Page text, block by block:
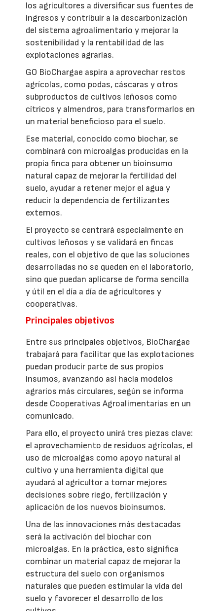
los agricultores a diversificar sus fuentes de
ingresos y contribuir a la descarbonización
del sistema agroalimentario y mejorar la
sostenibilidad y la rentabilidad de las
explotaciones agrarias.
GO BioChargae aspira a aprovechar restos
agrícolas, como podas, cáscaras y otros
subproductos de cultivos leñosos como
cítricos y almendros, para transformarlos en
un material beneficioso para el suelo.
Ese material, conocido como biochar, se
combinará con microalgas producidas en la
propia finca para obtener un bioinsumo
natural capaz de mejorar la fertilidad del
suelo, ayudar a retener mejor el agua y
reducir la dependencia de fertilizantes
externos.
El proyecto se centrará especialmente en
cultivos leñosos y se validará en fincas
reales, con el objetivo de que las soluciones
desarrolladas no se queden en el laboratorio,
sino que puedan aplicarse de forma sencilla
y útil en el día a día de agricultores y
cooperativas.
Principales objetivos
Entre sus principales objetivos, BioChargae
trabajará para facilitar que las explotaciones
puedan producir parte de sus propios
insumos, avanzando así hacia modelos
agrarios más circulares, según se informa
desde Cooperativas Agroalimentarias en un
comunicado.
Para ello, el proyecto unirá tres piezas clave:
el aprovechamiento de residuos agrícolas, el
uso de microalgas como apoyo natural al
cultivo y una herramienta digital que
ayudará al agricultor a tomar mejores
decisiones sobre riego, fertilización y
aplicación de los nuevos bioinsumos.
Una de las innovaciones más destacadas
será la activación del biochar con
microalgas. En la práctica, esto significa
combinar un material capaz de mejorar la
estructura del suelo con organismos
naturales que pueden estimular la vida del
suelo y favorecer el desarrollo de los